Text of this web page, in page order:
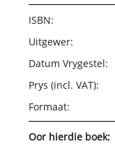
ISBN:
Uitgewer:
Datum Vrygestel:
Prys (incl. VAT):
Formaat:
Oor hierdie boek: